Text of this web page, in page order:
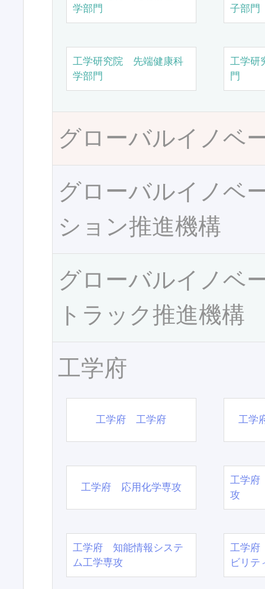
学部門
子部門
工学研究院 先端健康科
学部門
工学研
門
グローバルイノベ
グローバルイノベ
ション推進機構
グローバルイノベ
トラック推進機構
工学府
工学府 工学府 工学
工学府 応用化学専攻
工学府
攻
工学府 知能情報システ
ム工学専攻
工学府
ビリテ